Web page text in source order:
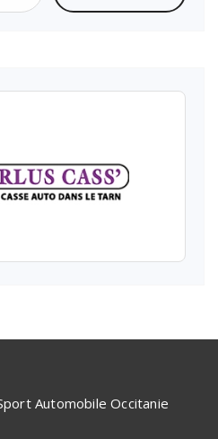
Automobile Occitanie